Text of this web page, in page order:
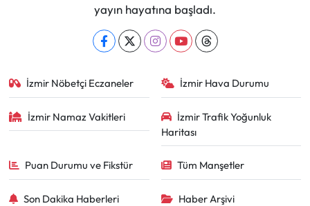
yayın hayatına başladı.
İzmir Nöbetçi Eczaneler İzmir Hava Durumu
İzmir Namaz Vakitleri
İzmir Trafik Yoğunluk
Haritası
Puan Durumu ve Fikstür Tüm Manşetler
Son Dakika Haberleri Haber Arşivi